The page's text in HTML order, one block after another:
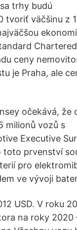
trhy budú
tvoriť väčšinu z
ceny
je Praha, ale
očekává, že
milionů vozů s
Executive
toto prvenství
pro
ve vývoji
USD. V roku
na roky 2020